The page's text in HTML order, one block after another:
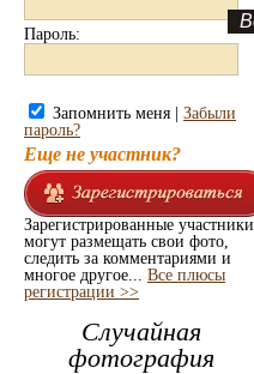
Пароль:
Запомнить меня | Забыли
пароль?
Еще не участник?
Зарегистрированные участники
могут размещать свои фото,
следить за комментариями и
многое другое... Все плюсы
регистрации >>
Случайная
фотография